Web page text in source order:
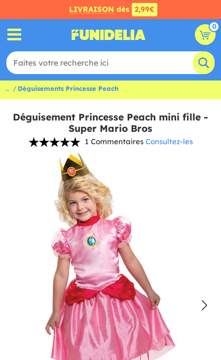
LIVRAISON dès 2,99€
0
... Déguisements Princesse Peach
Déguisement Princesse Peach mini fille -
Super Mario Bros
1 Commentaires Consultez-les